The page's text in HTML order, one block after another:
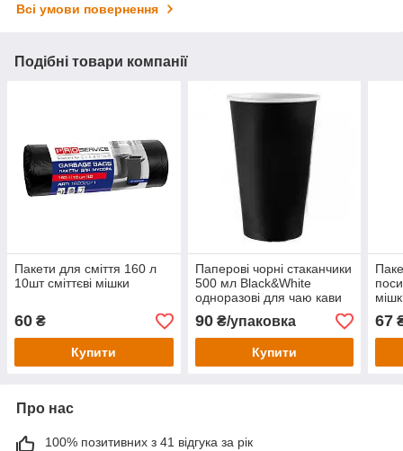
Всі умови повернення
Подібні товари компанії
Пакети для сміття 160 л
10шт сміттєві мішки
60 ₴
Купити
Паперові чорні стаканчики
500 мл Black&White
одноразові для чаю кави
35 шт/уп
90₴/упаковка
Купити
67
Про нас
100% позитивних з 41 відгука за рік